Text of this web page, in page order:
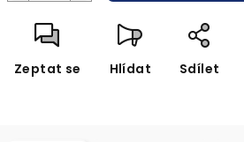
Zeptat se Hlídat Sdílet